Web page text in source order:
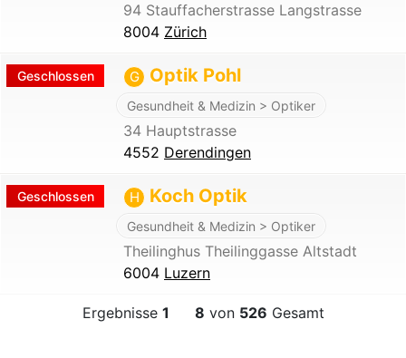
94 Stauffacherstrasse Langstrasse
8004 Zürich
Geschlossen G Optik Pohl
Gesundheit & Medizin > Optiker
34 Hauptstrasse
4552 Derendingen
Geschlossen H Koch Optik
Gesundheit & Medizin > Optiker
Theilinghus Theilinggasse Altstadt
6004 Luzern
Ergebnisse 1 8 von 526 Gesamt